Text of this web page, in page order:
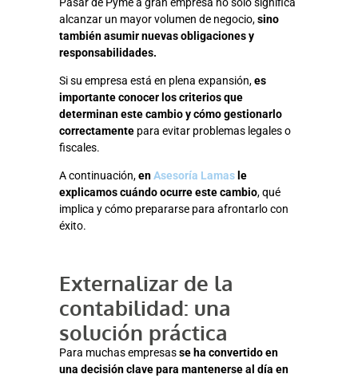
alcanzar un mayor volumen de negocio,sino
también asumir nuevas obligaciones y
responsabilidades.
Si su empresa está en plena expansión,es
importante conocer los criterios que
determinan este cambio y cómo gestionarlo
correctamente para evitar problemas legales o
fiscales.
A continuación,enAsesoría Lamas le
explicamos cuándo ocurre este cambio, qué
implica y cómo prepararse para afrontarlo con
éxito.
Externalizar de la
contabilidad: una
solución práctica
Para muchas empresasse ha convertido en
una decisión clave para mantenerse al día en